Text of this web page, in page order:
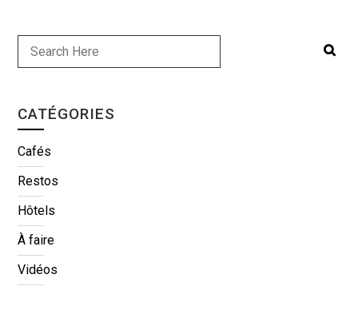
CATÉGORIES
Cafés
Restos
Hôtels
À faire
Vidéos